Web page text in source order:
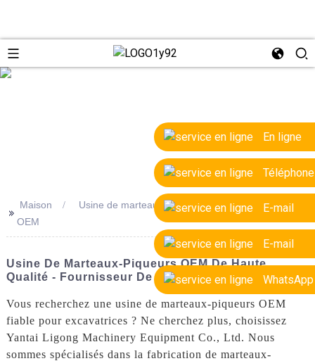
En ligne
Téléphone
E-mail
E-mail
WhatsApp
>>
Maison
Usine de marteau-piqueur pour excavatrices
OEM
Usine De Marteaux-Piqueurs OEM De Haute
Qualité - Fournisseur De Confiance
Vous recherchez une usine de marteaux-piqueurs OEM
fiable pour excavatrices ? Ne cherchez plus, choisissez
Yantai Ligong Machinery Equipment Co., Ltd. Nous
sommes spécialisés dans la fabrication de marteaux-